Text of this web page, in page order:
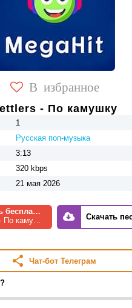
В избранное
- По камушку
1
Русская поп-музыка
3:13
320 kbps
21 мая 2026
Слушать бесплатно
Settlers - По камушку
Скачать
Чат-бот Телеграм